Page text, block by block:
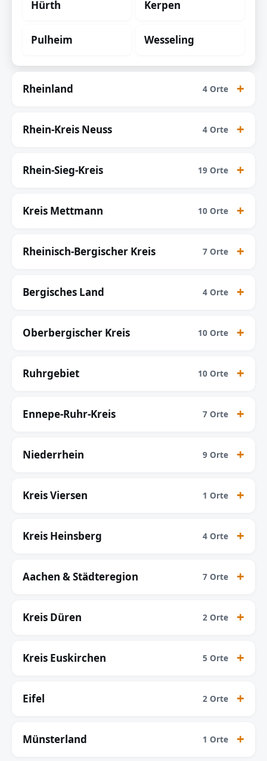
Hürth Kerpen
Pulheim Wesseling
Rheinland 4 Orte
Rhein-Kreis Neuss 4 Orte
Rhein-Sieg-Kreis 19 Orte
Kreis Mettmann 10 Orte
Rheinisch-Bergischer Kreis 7 Orte
Bergisches Land 4 Orte
Oberbergischer Kreis 10 Orte
Ruhrgebiet 10 Orte
Ennepe-Ruhr-Kreis 7 Orte
Niederrhein 9 Orte
Kreis Viersen 1 Orte
Kreis Heinsberg 4 Orte
Aachen & Städteregion 7 Orte
Kreis Düren 2 Orte
Kreis Euskirchen 5 Orte
Eifel 2 Orte
Münsterland 1 Orte